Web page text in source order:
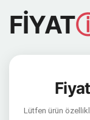
FİYAT
Lütfen ürün